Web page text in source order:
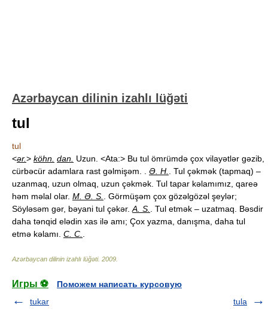
Azərbaycan dilinin izahlı lüğəti
tul
tul
<ər.> köhn. dan. Uzun. <Ata:> Bu tul ömrümdə çox vilayətlər gəzib,
cürbəcür adamlara rast gəlmişəm. . Ə. H.
. Tul çəkmək (tapmaq) –
uzanmaq, uzun olmaq, uzun çəkmək. Tul tapar kəlamımız, qareə
həm məlal olar. M. Ə. S.
. Görmüşəm çox gözəlgözəl şeylər;
Söyləsəm gər, bəyani tul çəkər. A. S.
. Tul etmək – uzatmaq. Bəsdir
daha tənqid elədin xas ilə amı; Çox yazma, danışma, daha tul
etmə kəlamı. C. C.
Azərbaycan dilinin izahlı lüğəti. 2009
Игры ⚽
Поможем написать курсовую
tukar
tula